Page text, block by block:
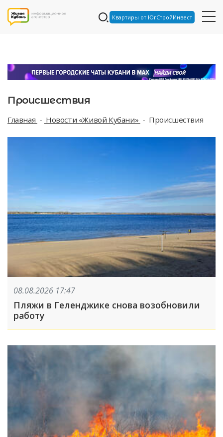
Квартиры от ЮгСтройИнвест
Происшествия
Главная Новости «Живой Кубани» Происшествия
08.08.2026 17:47
Пляжи в Геленджике снова возобновили
работу